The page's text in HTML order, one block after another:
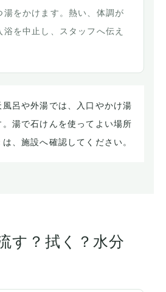
湯をかけます。熱い、体調が
を中止し、スタッフへ伝え
呂や外湯では、入口やかけ湯
湯で石けんを使ってよい場所
、施設へ確認してください。
す？拭く？水分